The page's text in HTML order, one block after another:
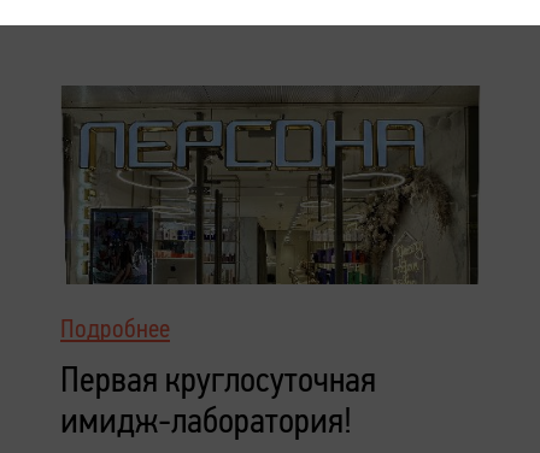
Подробнее
Первая круглосуточная
имидж-лаборатория!